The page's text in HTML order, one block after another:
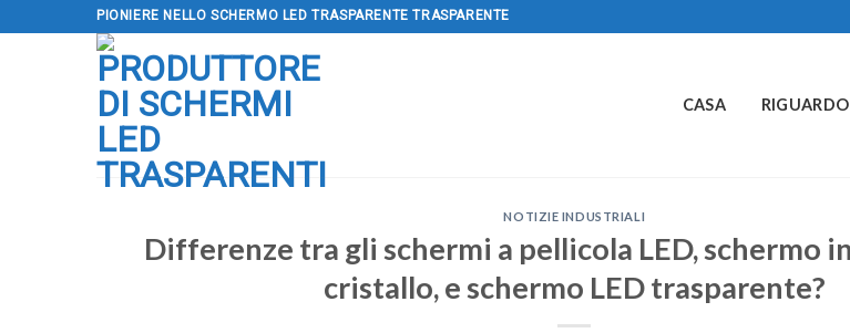
al
PIONIERE NELLO SCHERMO LED TRASPARENTE TRASPARENTE
CASA
NOTIZIE INDUSTRIALI
Differenze tra gli schermi a pellicola LED, schermo
cristallo, e schermo LED trasparente?